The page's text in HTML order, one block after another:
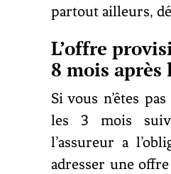
partout ailleurs,
L’offre
8 mois après
Si vous n’êtes
les 3 mois
l’assureur a
adresser une